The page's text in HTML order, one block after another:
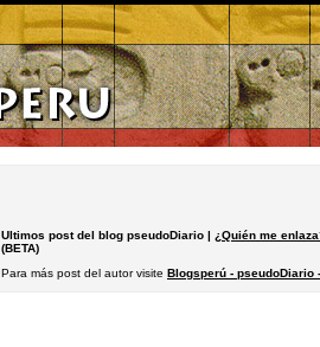
Ultimos post del blog pseudoDiario | ¿Quién me
(BETA)
Para más post del autor visite Blogsperú - pseudoDiario